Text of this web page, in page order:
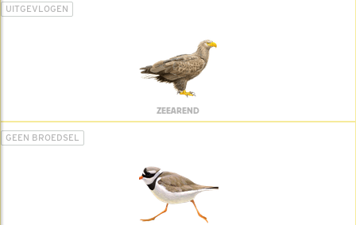
UITGEVLOGEN
ZEEAREND
GEEN BROEDSEL